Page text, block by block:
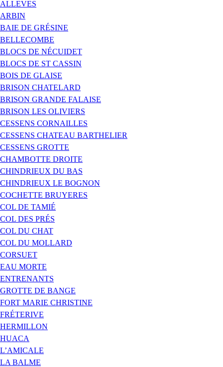
ALLEVES
ARBIN
BAIE DE GRÉSINE
BELLECOMBE
BLOCS DE NÉCUIDET
BLOCS DE ST CASSIN
BOIS DE GLAISE
BRISON CHATELARD
BRISON GRANDE FALAISE
BRISON LES OLIVIERS
CESSENS CORNAILLES
CESSENS CHATEAU BARTHELIER
CESSENS GROTTE
CHAMBOTTE DROITE
CHINDRIEUX DU BAS
CHINDRIEUX LE BOGNON
COCHETTE BRUYERES
COL DE TAMIÉ
COL DES PRÉS
COL DU CHAT
COL DU MOLLARD
CORSUET
EAU MORTE
ENTRENANTS
GROTTE DE BANGE
FORT MARIE CHRISTINE
FRÉTERIVE
HERMILLON
HUACA
L’AMICALE
LA BALME